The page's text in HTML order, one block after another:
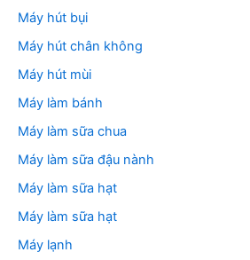
Máy hút bụi
Máy hút chân không
Máy hút mùi
Máy làm bánh
Máy làm sữa chua
Máy làm sữa đậu nành
Máy làm sữa hạt
Máy làm sữa hạt
Máy lạnh